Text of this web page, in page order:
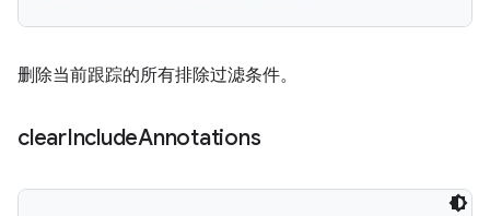
删除当前跟踪的所有排除过滤条件。
clearIncludeAnnotations